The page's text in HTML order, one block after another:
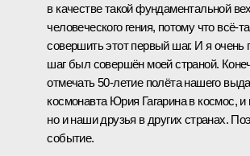
в качестве такой фундаментальной
человеческого гения, потому что
совершить этот первый шаг. И я очень
шаг был совершён моей страной.
отмечать 50-летие полёта нашего
космонавта Юрия Гагарина в космос,
но и наши друзья в других странах.
событие.